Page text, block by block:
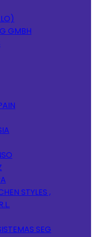
GMBH
STYLES ,
SEG